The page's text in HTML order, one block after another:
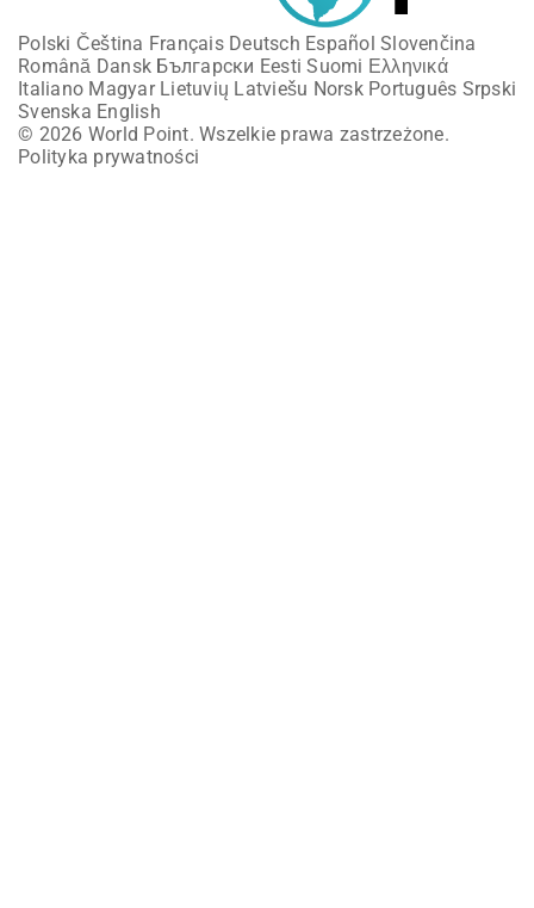
Polski Čeština Français Deutsch Español Slovenčina
Română Dansk Български Eesti Suomi Ελληνικά
Italiano Magyar Lietuvių Latviešu Norsk Português Srpski
Svenska English
© 2026 World Point. Wszelkie prawa zastrzeżone.
Polityka prywatności